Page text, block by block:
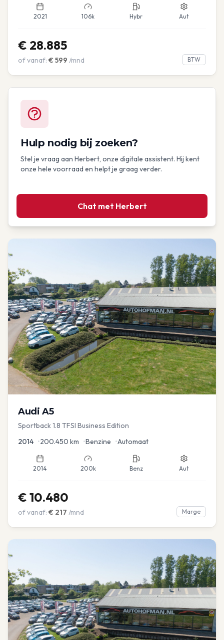
2021 106k Hybr Aut
€ 28.885
of vanaf: € 599 /mnd BTW
Hulp nodig bij zoeken?
Stel je vraag aan Herbert, onze digitale assistent. Hij kent
onze hele voorraad en helpt je graag verder.
Chat met Herbert
Audi A5
Sportback 1.8 TFSI Business Edition
2014 •200.450 km •Benzine •Automaat
2014 200k Benz Aut
€ 10.480
of vanaf: € 217 /mnd Marge